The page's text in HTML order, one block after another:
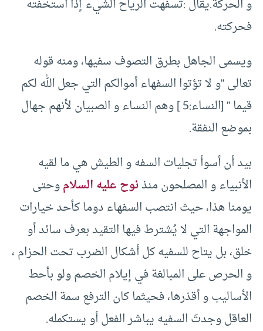
و الحركة.يقال :تسفهت الرياح الشيء إذا استخفته
فحركته.
ويسمى الجاهل بطرق التصوف سفيها، ومنه قوله
تعالى “و لا تؤتوا السفهاء أموالكم التي جعل الله لكم
قيما ” [النساء:5 ] وهم النساء و الصبيان لأنهم جهال
بموضع النفقة.
بيد أن أسوأ تجليات السفه و الطيش هي ما لقيه
الأنبياء و المصلحون منذنوح عليه السلاموحتى
يومنا هذا، حيث انتصب السفهاء دوما كأحد خيارات
المواجهة التي لا يُشترط فيها التقيد بعرف سائد أو
خلق، بل يتاح للسفيه كل أشكال الضرب تحت الحزام ،
و الحرص على المبالغة في إيلام الخصم ولو بأحط
الأساليب و أقذرها، فحيثما كان الترفع سمة الخصم
العاقل وجدتَ السفيه يباشر الفعل أو يستكمله.